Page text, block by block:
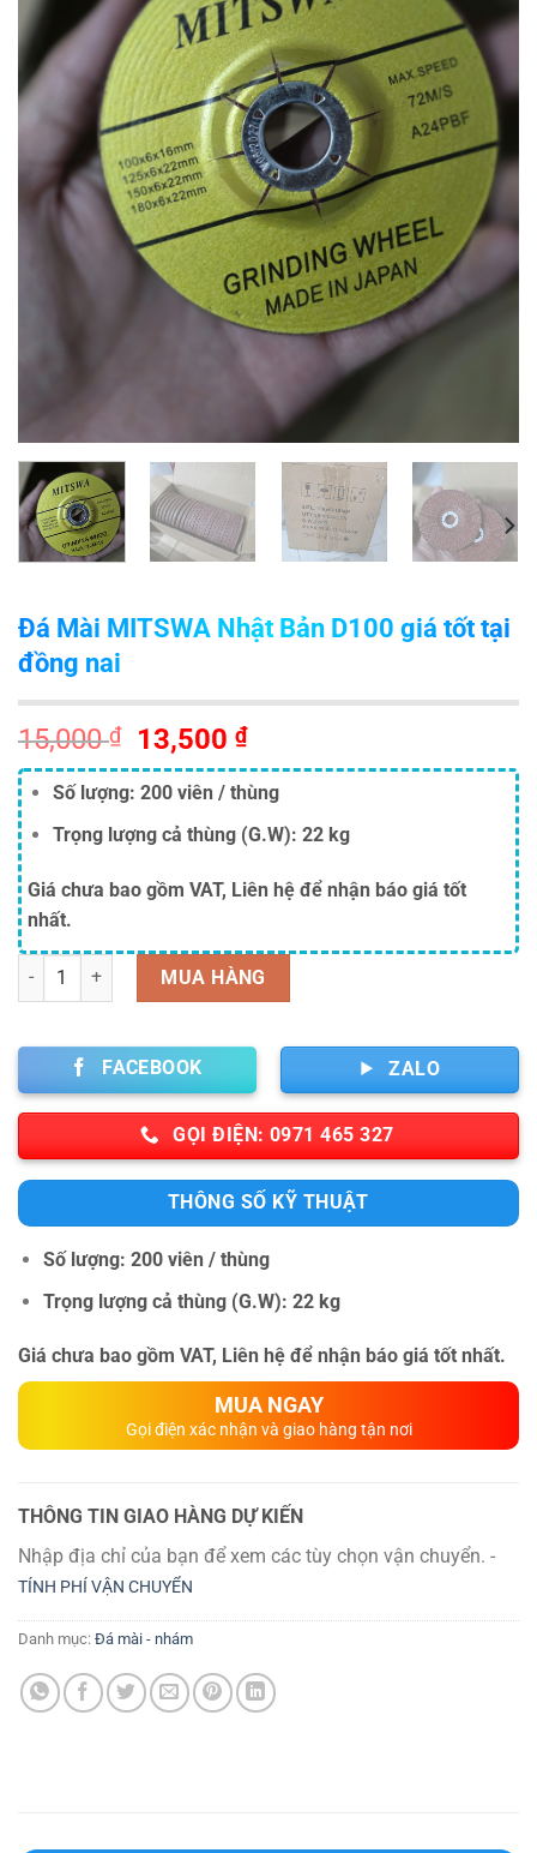
Đá Mài MITSWA Nhật Bản D100 giá tốt tại
đồng nai
15,000₫
Giá
gốc
là:
15,000 ₫.
13,500₫Giá
hiện
tại
là:
13,500 ₫.
Số lượng: 200 viên / thùng
Trọng lượng cả thùng (G.W): 22 kg
Giá chưa bao gồm VAT, Liên hệ để nhận báo giá tốt
nhất.
Số lượng MUA HÀNG
FACEBOOK ZALO
GỌI ĐIỆN: 0971 465 327
THÔNG SỐ KỸ THUẬT
Số lượng: 200 viên / thùng
Trọng lượng cả thùng (G.W): 22 kg
Giá chưa bao gồm VAT, Liên hệ để nhận báo giá tốt nhất.
MUA NGAY
Gọi điện xác nhận và giao hàng tận nơi
THÔNG TIN GIAO HÀNG DỰ KIẾN
Nhập địa chỉ của bạn để xem các tùy chọn vận chuyển. -
TÍNH PHÍ VẬN CHUYỂN
Danh mục: Đá mài - nhám